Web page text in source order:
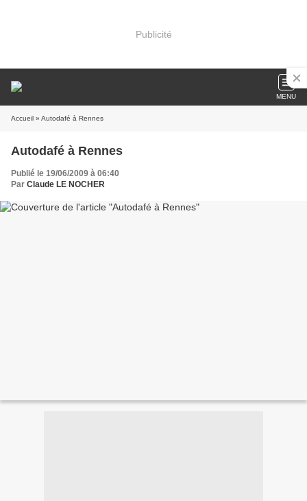
Publicité
MENU
Accueil » Autodafé à Rennes
Autodafé à Rennes
Publié le 19/06/2009 à 06:40
Par Claude LE NOCHER